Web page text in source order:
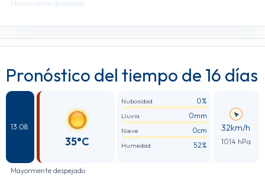
Mayormente despejado
Pronóstico del tiempo de 16 días
13.08
35°C
Nubosidad 0%
Lluvia 0mm
Nieve 0cm
Humedad 52%
32km/h
1014 hPa
Mayormente despejado